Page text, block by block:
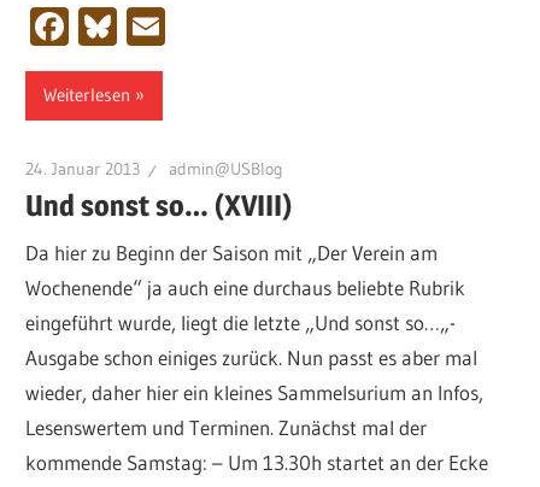
Facebook
Bluesky
Weiterlesen
24. Januar 2013 admin@USBlog
Und sonst so… (XVIII)
Da hier zu Beginn der Saison mit „Der Verein am
Wochenende“ ja auch eine durchaus beliebte Rubrik
eingeführt wurde, liegt die letzte „Und sonst so…„-
Ausgabe schon einiges zurück. Nun passt es aber mal
wieder, daher hier ein kleines Sammelsurium an Infos,
Lesenswertem und Terminen. Zunächst mal der
kommende Samstag: – Um 13.30h startet an der Ecke